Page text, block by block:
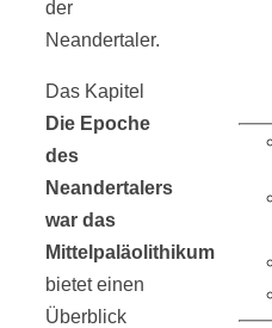
der
Neandertaler.
Das Kapitel
Die Epoche
des
Neandertalers
war das
Mittelpaläolithikum
bietet einen
Überblick